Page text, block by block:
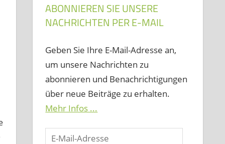
ABONNIEREN SIE UNSERE
NACHRICHTEN PER E-MAIL
Geben Sie Ihre E-Mail-Adresse an,
um unsere Nachrichten zu
abonnieren und Benachrichtigungen
über neue Beiträge zu erhalten.
Mehr Infos ...
E-